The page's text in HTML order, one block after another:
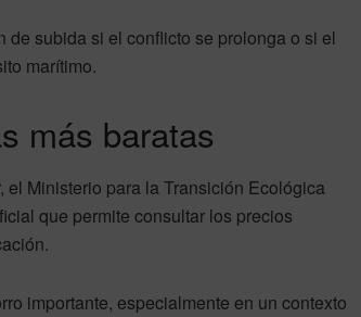
de subida si el conflicto se prolonga o si el
marítimo.
más baratas
el Ministerio para la Transición Ecológica
que permite consultar los precios
importante, especialmente en un contexto